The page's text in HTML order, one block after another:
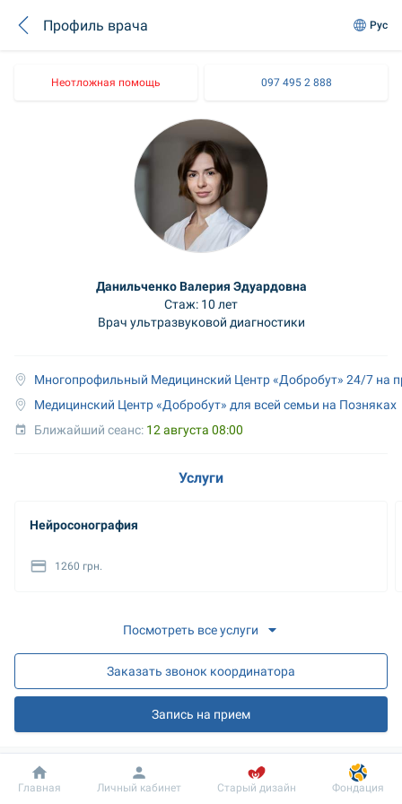
Профиль врача Рус
Неотложная помощь 097 495 2 888
Данильченко Валерия Эдуардовна
Стаж: 10 лет
Врач ультразвуковой диагностики
Многопрофильный Медицинский Центр «Добробут» 24/7 на
Медицинский Центр «Добробут» для всей семьи на Позняках
Ближайший сеанс: 12 августа 08:00
Услуги
Нейросонография
1260 грн.
Посмотреть все услуги
Заказать звонок координатора
Запись на прием
О враче
Добробут Информация Пациенту
Главная Личный кабинет Старый дизайн Фондация